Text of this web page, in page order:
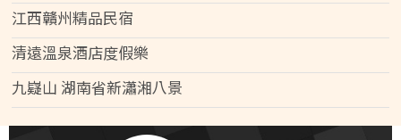
江西贛州精品民宿
清遠溫泉酒店度假樂
九嶷山 湖南省新瀟湘八景